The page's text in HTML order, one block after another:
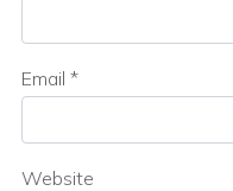
Email *
Website